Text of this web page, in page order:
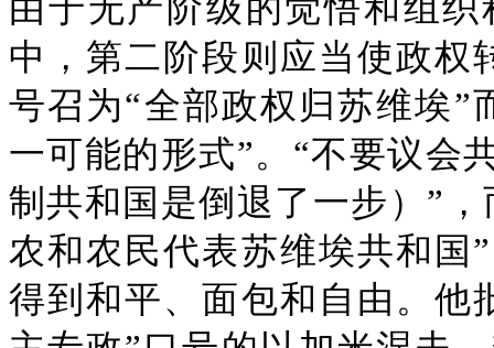
由于无产阶级的觉悟和组
中，第二阶段则应当使政权
号召为“全部政权归苏维埃”
一可能的形式”。“不要议会
制共和国是倒退了一步）”
农和农民代表苏维埃共和国
得到和平、面包和自由。他